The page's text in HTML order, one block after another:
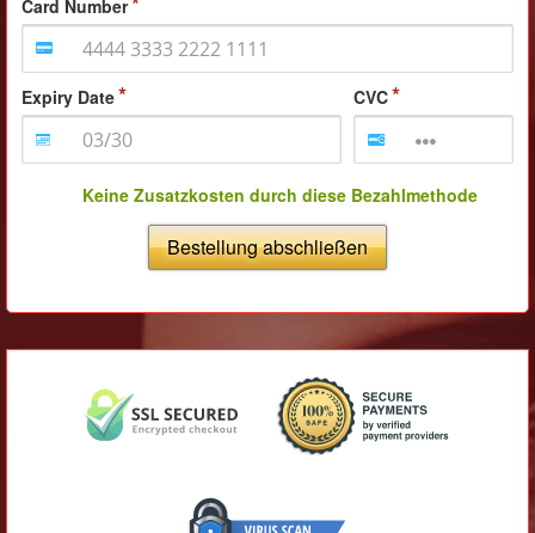
Card Number
Expiry Date CVC
Keine Zusatzkosten durch diese Bezahlmethode
Bestellung abschließen